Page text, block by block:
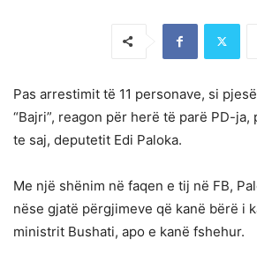
Pas arrestimit të 11 personave, si
“Bajri”, reagon për herë të parë PD-
te saj, deputetit Edi Paloka.
Me një shënim në faqen e tij në FB,
nëse gjatë përgjimeve që kanë bërë i
ministrit Bushati, apo e kanë fshehur.